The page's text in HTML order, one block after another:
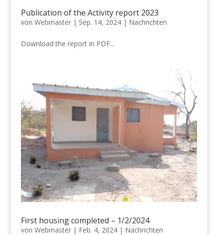
Publication of the Activity report 2023
von Webmaster| Sep. 14, 2024| Nachrichten
Download the report in PDF...
First housing completed – 1/2/2024
von Webmaster| Feb. 4, 2024| Nachrichten